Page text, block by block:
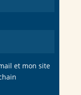
et mon site